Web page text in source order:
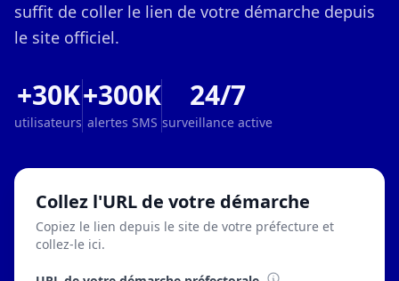
suffit de coller le lien de votre démarche depuis
le site officiel.
+30K
utilisateurs
+300K
alertes SMS
24/7
surveillance active
Collez l'URL de votre démarche
Copiez le lien depuis le site de votre préfecture et
collez-le ici.